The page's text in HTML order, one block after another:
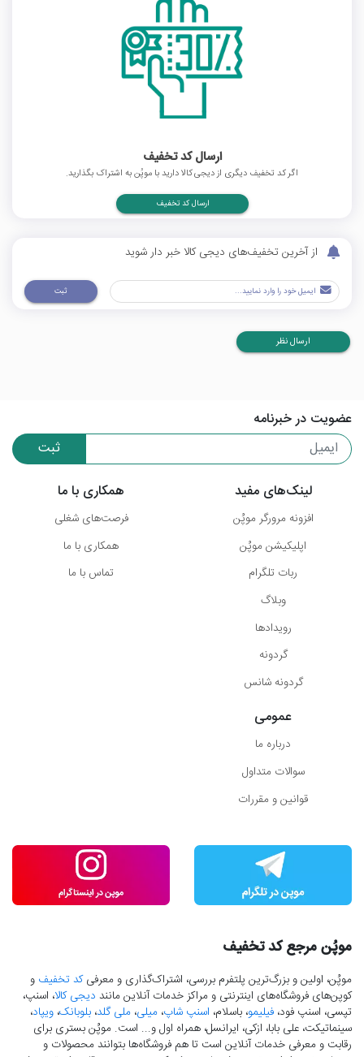
ارسال کد تخفیف
اگر کد تخفیف دیگری از دیجی کالا دارید با موپُن به اشتراک بگذارید.
ارسال کد تخفیف
از آخرین تخفیف‌های دیجی کالا خبر دار شوید
ثبت
ارسال نظر
عضویت در خبرنامه
ثبت
لینک‌های مفید
افزونه مرورگر موپُن
اپلیکیشن موپُن
ربات تلگرام
وبلاگ
رویدادها
گردونه
گردونه شانس
همکاری با ما
فرصت‌های شغلی
همکاری با ما
تماس با ما
عمومی
درباره ما
سوالات متداول
قوانین و مقررات
موپُن مرجع کد تخفیف
موپُن، اولین و بزرگ‌ترین پلتفرم بررسی، اشتراک‌گذاری و معرفیکد تخفیف و
کوپن‌های فروشگاه‌های اینترنتی و مراکز خدمات آنلاین مانند دیجی کالا، اسنپ،
تپسی، اسنپ فود، فیلیمو، باسلام، اسنپ شاپ، میلی، ملی گلد، بلوبانک، ویپاد،
سینماتیکت، علی بابا، ازکی، ایرانسل، همراه اول و... است. موپُن بستری برای
رقابت و معرفی خدمات آنلاین است تا هم فروشگاه‌ها بتوانند محصولات و